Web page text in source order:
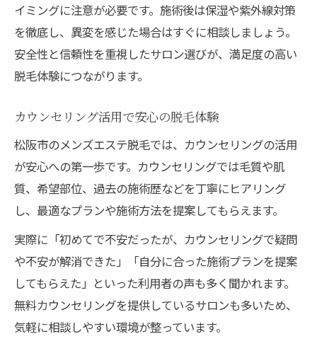
イミングに注意が必要です。施術後は保湿や紫外線対策
を徹底し、異変を感じた場合はすぐに相談しましょう。
安全性と信頼性を重視したサロン選びが、満足度の高い
脱毛体験につながります。
カウンセリング活用で安心の脱毛体験
松阪市のメンズエステ脱毛では、カウンセリングの活用
が安心への第一歩です。カウンセリングでは毛質や肌
質、希望部位、過去の施術歴などを丁寧にヒアリング
し、最適なプランや施術方法を提案してもらえます。
実際に「初めてで不安だったが、カウンセリングで疑問
や不安が解消できた」「自分に合った施術プランを提案
してもらえた」といった利用者の声も多く聞かれます。
無料カウンセリングを提供しているサロンも多いため、
気軽に相談しやすい環境が整っています。